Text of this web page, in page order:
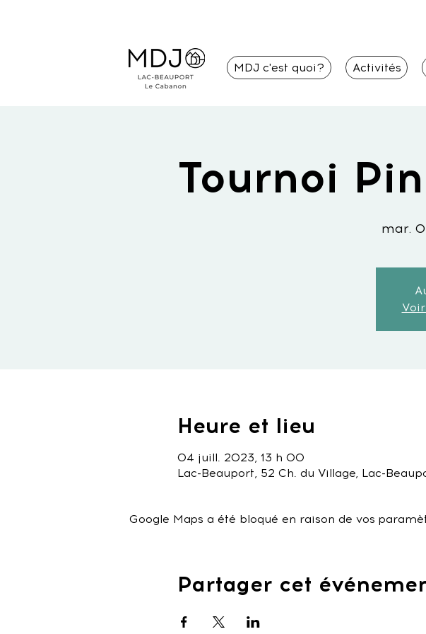
MDJ c'est quoi? Activités
Tournoi
mar.
Heure et lieu
04 juill. 2023, 13 h 00
Lac-Beauport, 52 Ch. du Village, Lac-
Google Maps a été bloqué en raison de vos
Partager cet